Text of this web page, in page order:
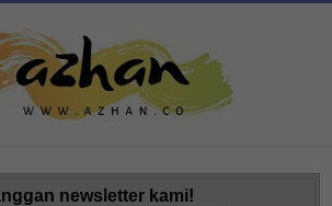
newsletter kami!